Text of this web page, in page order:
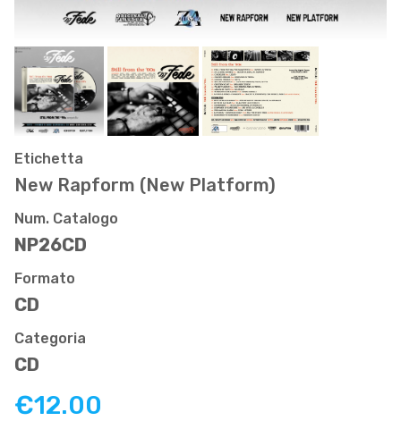
Etichetta
New Rapform (New Platform)
Num. Catalogo
NP26CD
Formato
CD
Categoria
CD
€12.00